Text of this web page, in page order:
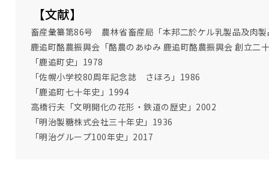
【文献】
畜産彙纂第86号 農林省畜産局「本邦二於ケル乳製品及肉製
鹿追町酪農振興会「酪農のあゆみ 鹿追町酪農振興会 創立二
「鹿追町史」1978
「佐幌小学校80周年記念誌 さほろ」1986
「鹿追町七十年史」1994
高橋行夫「文明開化の花形・鉄道の歴史」2002
「明治製糖株式会社三十年史」1936
「明治グループ100年史」2017